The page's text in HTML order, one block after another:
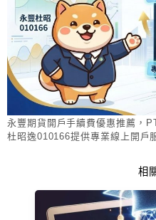
永豐期貨開戶手續費優惠推薦，
杜昭逸010166提供專業線上開戶
相